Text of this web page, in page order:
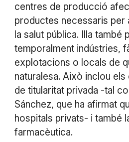
centres de producció
productes necessaris per
la salut pública. Illa també
temporalment indústries,
explotacions o locals de
naturalesa. Això inclou
de titularitat privada -tal
Sánchez, que ha afirmat
hospitals privats- i també
farmacèutica.